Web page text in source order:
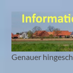
Mitbürger
Genauer